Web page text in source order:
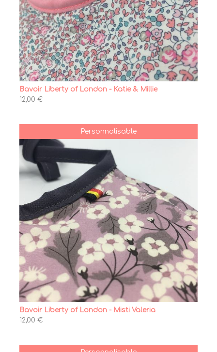
Bavoir Liberty of London - Katie & Millie
12,00 €
Personnalisable
Bavoir Liberty of London - Misti Valeria
12,00 €